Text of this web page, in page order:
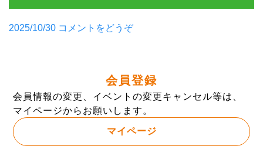
Posted
2025/10/30 コメントをどうぞ(entry-
会員登録
会員情報の変更、イベントの変更キャンセル等は、
マイページからお願いします。
マイページ